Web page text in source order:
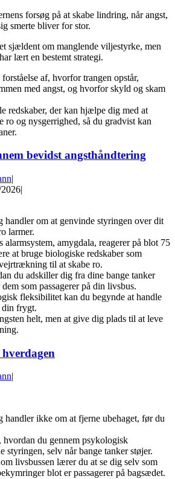
forsøg på at skabe lindring, når angst,
smerte bliver for stor.
sjældent om manglende viljestyrke, men
lært en bestemt strategi.
af, hvorfor trangen opstår,
med angst, og hvorfor skyld og skam
redskaber, der kan hjælpe dig med at
ro og nysgerrighed, så du gradvist kan
bevidst angsthåndtering
handler om at genvinde styringen over dit
larmer.
alarmsystem, amygdala, reagerer på blot 75
at bruge biologiske redskaber som
til at skabe ro.
du adskiller dig fra dine bange tanker
som passagerer på din livsbus.
fleksibilitet kan du begynde at handle
frygt.
helt, men at give dig plads til at leve
handler ikke om at fjerne ubehaget, før du
du gennem psykologisk
styringen, selv når bange tanker støjer.
livsbussen lærer du at se dig selv som
blot er passagerer på bagsædet.